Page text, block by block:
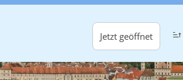
Jetzt geöffnet